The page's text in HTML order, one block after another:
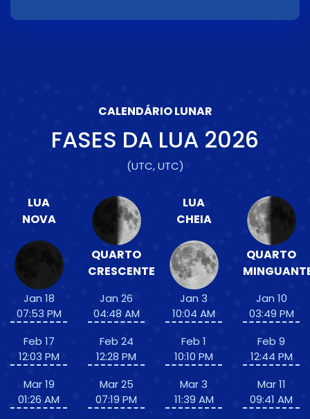
CALENDÁRIO LUNAR
FASES DA LUA 2026
(UTC, UTC)
LUA
NOVA
Jan 18
07:53 PM
Feb 17
12:03 PM
Mar 19
01:26 AM
QUARTO
CRESCENTE
Jan 26
04:48 AM
Feb 24
12:28 PM
Mar 25
07:19 PM
LUA
CHEIA
Jan 3
10:04 AM
Feb 1
10:10 PM
Mar 3
11:39 AM
QUARTO
Jan 10
03:49 PM
Feb 9
12:44 PM
Mar 11
09:41 AM